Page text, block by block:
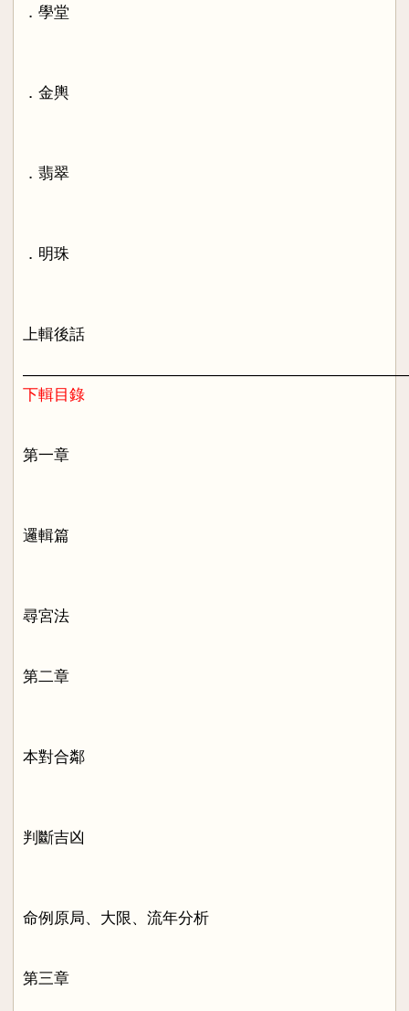
．學堂
．金輿
．翡翠
．明珠
上輯後話
下輯目錄
第一章
邏輯篇
尋宮法
第二章
本對合鄰
判斷吉凶
命例原局、大限、流年分析
第三章